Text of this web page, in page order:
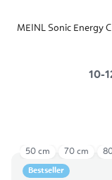
MEINL Sonic Energy
10-
Bestseller
50 cm 70 cm